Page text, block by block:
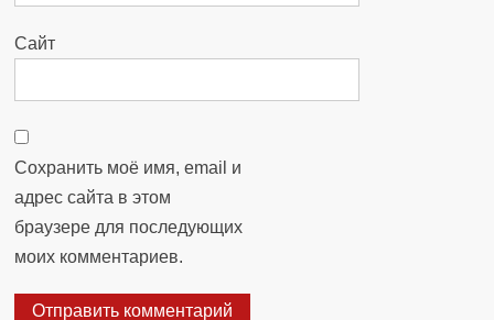
Сайт
Сохранить моё имя, email и
адрес сайта в этом
браузере для последующих
моих комментариев.